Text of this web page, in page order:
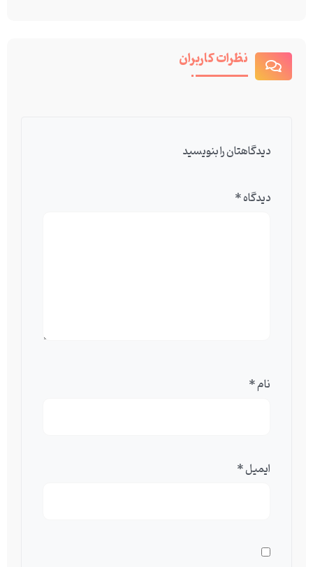
نظرات کاربران
دیدگاهتان را بنویسید
دیدگاه*
نام*
ایمیل*